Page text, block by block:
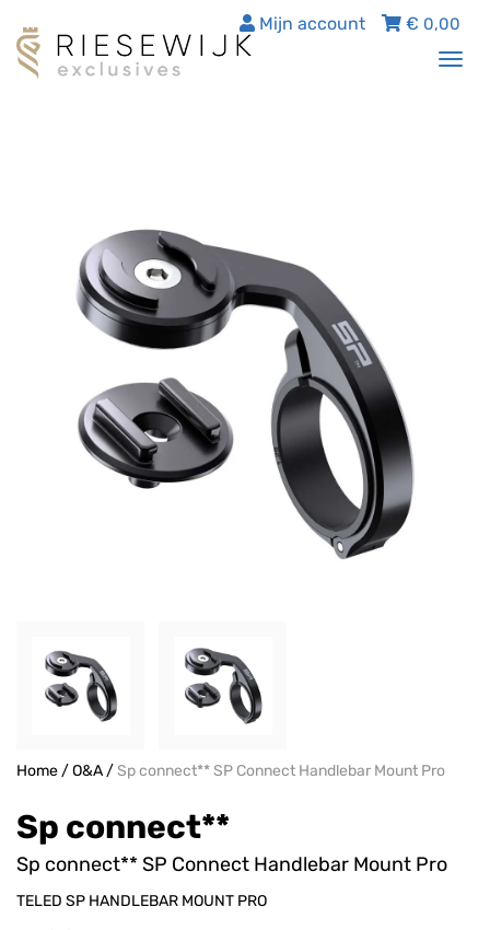
€ 0,00
Mijn account
Home/O&A/Sp connect** SP Connect Handlebar Mount Pro
Sp connect**
Sp connect** SP Connect Handlebar Mount Pro
TELED SP HANDLEBAR MOUNT PRO